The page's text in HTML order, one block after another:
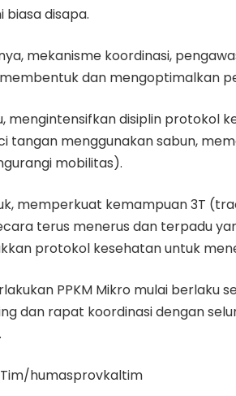
biasa disapa.
mekanisme koordinasi,
dan mengoptimalkan
mengintensifkan disiplin protokol
tangan menggunakan sabun,
mobilitas).
memperkuat kemampuan 3T
terus menerus dan terpadu
protokol kesehatan untuk
PPKM Mikro mulai berlaku
dan rapat koordinasi dengan
Tim/humasprovkaltim